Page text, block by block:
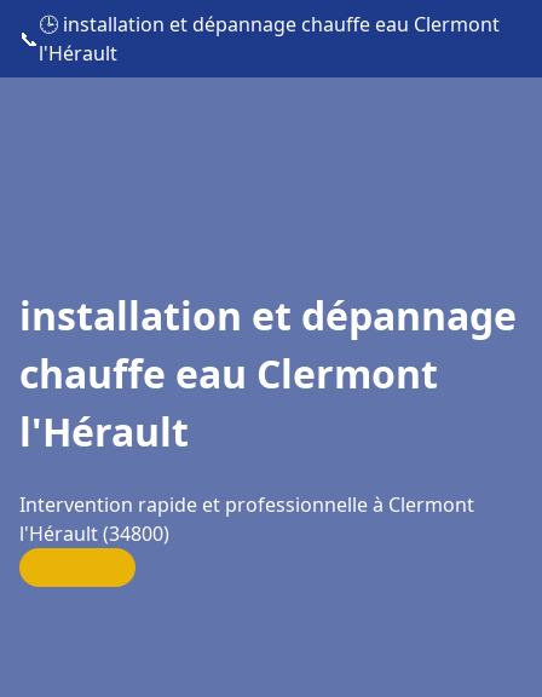
📞
🕒 installation et dépannage chauffe eau Clermont
l'Hérault
installation et dépannage
chauffe eau Clermont
l'Hérault
Intervention rapide et professionnelle à Clermont
l'Hérault (34800)